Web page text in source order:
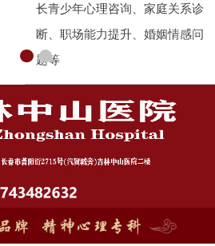
长青少年心理咨询、家庭关系诊
断、职场能力提升、婚姻情感问
题等